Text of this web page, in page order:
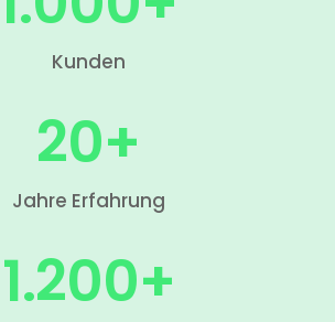
Kunden
Jahre Erfahrung
20+
1.200+